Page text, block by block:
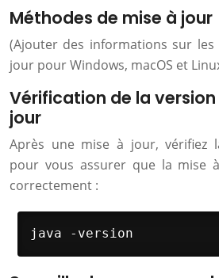
Méthodes de mise à jour
(Ajouter des informations sur
jour pour Windows, macOS et
Vérification de la
jour
Après une mise à jour, vérifiez
pour vous assurer que la mise
correctement :
java -version